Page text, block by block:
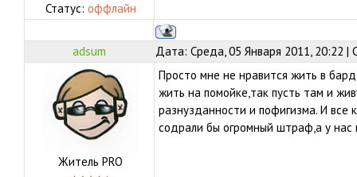
Статус: оффлайн
adsum Дата: Среда, 05 Января 2011, 20:22 |
Житель PRO
Просто мне не нравится жить в
жить на помойке,так пусть там и
разнузданности и пофигизма. И
содрали бы огромный штраф,а у нас